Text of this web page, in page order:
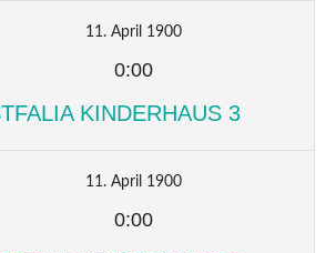
11. April 1900
0:00
KINDERHAUS 3
11. April 1900
0:00